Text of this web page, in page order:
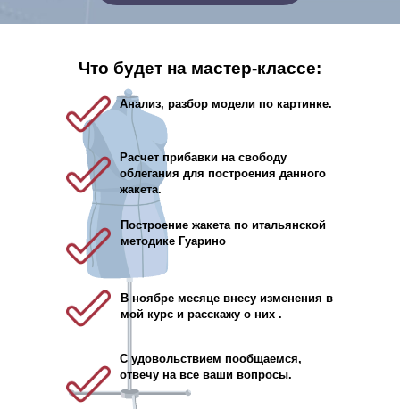
Что будет на мастер-классе:
Анализ, разбор модели по картинке.
Расчет прибавки на свободу
облегания для построения данного
жакета.
В ноябре месяце внесу изменения в
мой курс и расскажу о них .
Построение жакета по итальянской
методике Гуарино
С удовольствием пообщаемся,
отвечу на все ваши вопросы.